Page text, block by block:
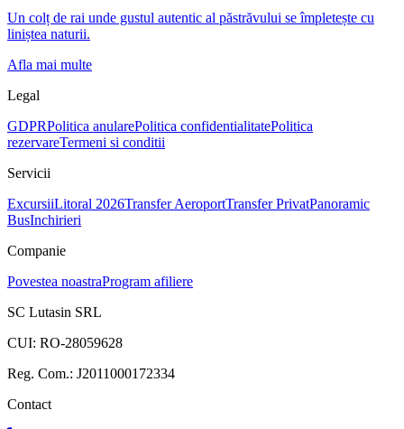
Un colț de rai unde gustul autentic al păstrăvului se împletește cu
liniștea naturii.
Afla mai multe
Legal
GDPRPolitica anularePolitica confidentialitatePolitica
rezervareTermeni si conditii
Servicii
ExcursiiLitoral 2026Transfer AeroportTransfer PrivatPanoramic
BusInchirieri
Companie
Povestea noastraProgram afiliere
SC Lutasin SRL
CUI: RO-28059628
Reg. Com.: J2011000172334
Contact